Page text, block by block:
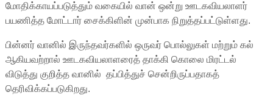
மோதிக்காயப்படுத்தும் வகையில் வான் ஒன்று ஊடகவியலாளர்
பயணித்த மோட்டார் சைக்கிளின் முன்பாக நிறுத்தப்பட்டுள்ளது.
பின்னர் வானில் இருந்தவர்களில் ஒருவர் பொல்லுகள் மற்றும் கல்
ஆகியவற்றால் ஊடகவியலாளரைத் தாக்கி கொலை மிரட்டல்
விடுத்து குறித்த வானில் தப்பித்துச் சென்றிருப்பதாகத்
தெரிவிக்கப்படுகிறது.